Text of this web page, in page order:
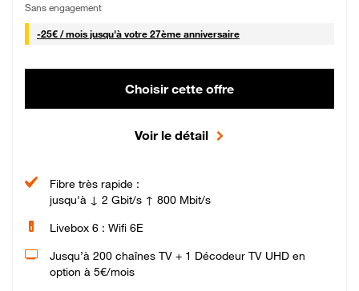
Sans engagement
-25€ / mois25 € par mois
jusqu'à votre 27ème anniversaire
Choisir cette offre
Voir le détail
Fibre très rapide :
jusqu'à ↓ 2 Gbit/s ↑ 800 Mbit/s
Livebox 6 : Wifi 6E
Jusqu’à 200 chaînes TV + 1 Décodeur TV UHD en
option à 5€/mois